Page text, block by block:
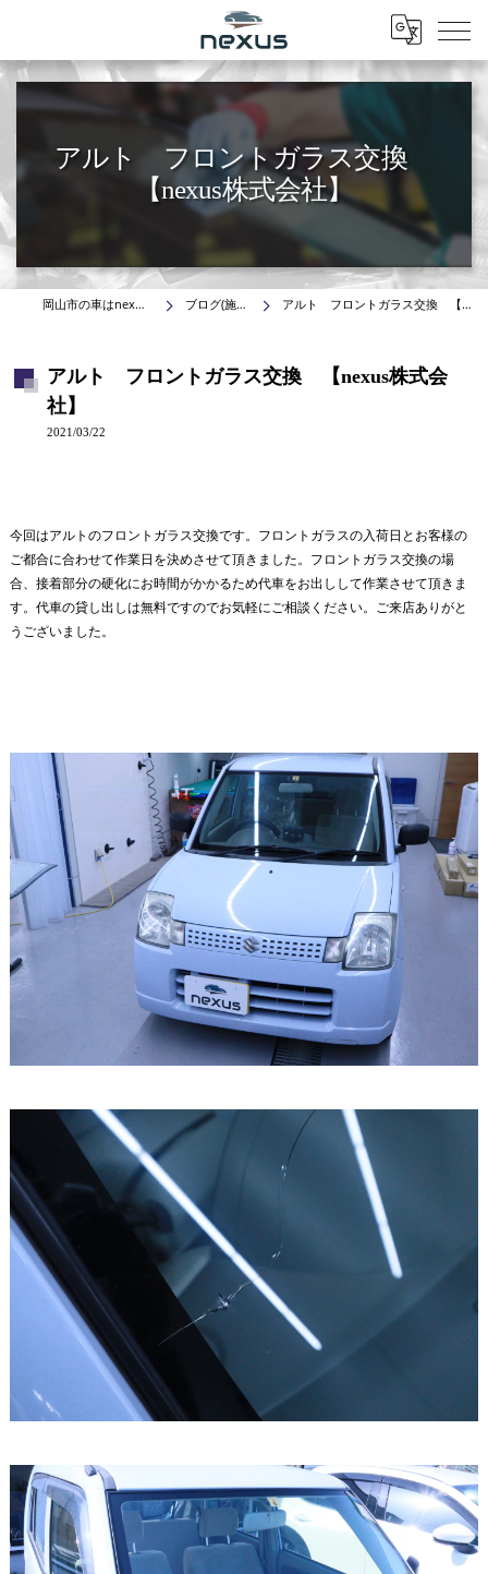
Menu
アルト フロントガラス交換
【nexus株式会社】
岡山市の車はnexus株式会社 ブログ(施工事例) アルト フロントガラス交換 【nexus株式会社】
アルト フロントガラス交換 【nexus株式会
社】
2021/03/22
今回はアルトのフロントガラス交換です。フロントガラスの入荷日とお客様の
ご都合に合わせて作業日を決めさせて頂きました。フロントガラス交換の場
合、接着部分の硬化にお時間がかかるため代車をお出しして作業させて頂きま
す。代車の貸し出しは無料ですのでお気軽にご相談ください。ご来店ありがと
うございました。